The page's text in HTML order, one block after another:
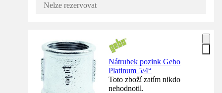
Nelze rezervovat
Nátrubek pozink Gebo
Platinum 5/4“
Toto zboží zatím nikdo
nehodnotil.